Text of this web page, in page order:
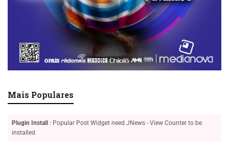
Mais Populares
Plugin Install
: Popular Post Widget need JNews - View Counter to be
installed